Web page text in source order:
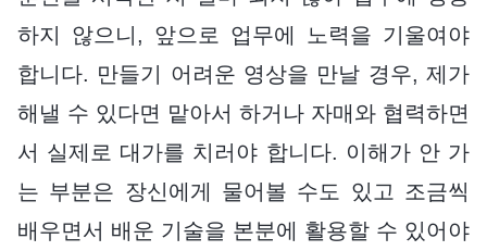
하지 않으니, 앞으로 업무에 노력을 기울여야
합니다. 만들기 어려운 영상을 만날 경우, 제가
해낼 수 있다면 맡아서 하거나 자매와 협력하면
서 실제로 대가를 치러야 합니다. 이해가 안 가
는 부분은 장신에게 물어볼 수도 있고 조금씩
배우면서 배운 기술을 본분에 활용할 수 있어야